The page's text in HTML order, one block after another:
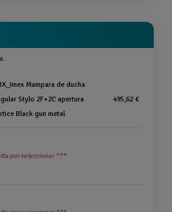
Mampara de ducha
Stylo 2F+2C apertura
Black gun metal
495,62 €
por seleccionar ***